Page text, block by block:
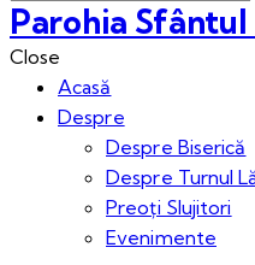
Parohia
Close
Acasă
Despre
Despre Biserică
Despre Turnul
Preoți Slujitori
Evenimente